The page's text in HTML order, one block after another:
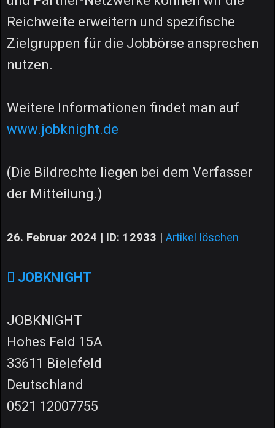
Reichweite erweitern und spezifische
Zielgruppen für die Jobbörse ansprechen
nutzen.
Weitere Informationen findet man auf
www.jobknight.de
(Die Bildrechte liegen bei dem Verfasser
der Mitteilung.)
26. Februar 2024 | ID: 12933 | Artikel löschen
JOBKNIGHT
JOBKNIGHT
Hohes Feld 15A
33611 Bielefeld
Deutschland
0521 12007755